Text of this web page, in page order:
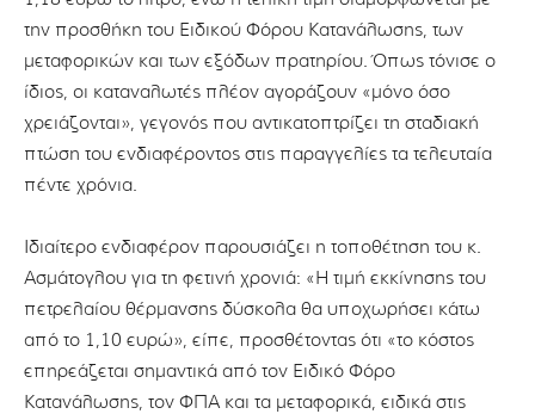
την προσθήκη του Ειδικού Φόρου Κατανάλωσης, των
μεταφορικών και των εξόδων πρατηρίου. Όπως τόνισε ο
ίδιος, οι καταναλωτές πλέον αγοράζουν «μόνο όσο
χρειάζονται», γεγονός που αντικατοπτρίζει τη σταδιακή
πτώση του ενδιαφέροντος στις παραγγελίες τα τελευταία
πέντε χρόνια.
Ιδιαίτερο ενδιαφέρον παρουσιάζει η τοποθέτηση του κ.
Ασμάτογλου για τη φετινή χρονιά: «Η τιμή εκκίνησης του
πετρελαίου θέρμανσης δύσκολα θα υποχωρήσει κάτω
από το 1,10 ευρώ», είπε, προσθέτοντας ότι «το κόστος
επηρεάζεται σημαντικά από τον Ειδικό Φόρο
Κατανάλωσης, τον ΦΠΑ και τα μεταφορικά, ειδικά στις